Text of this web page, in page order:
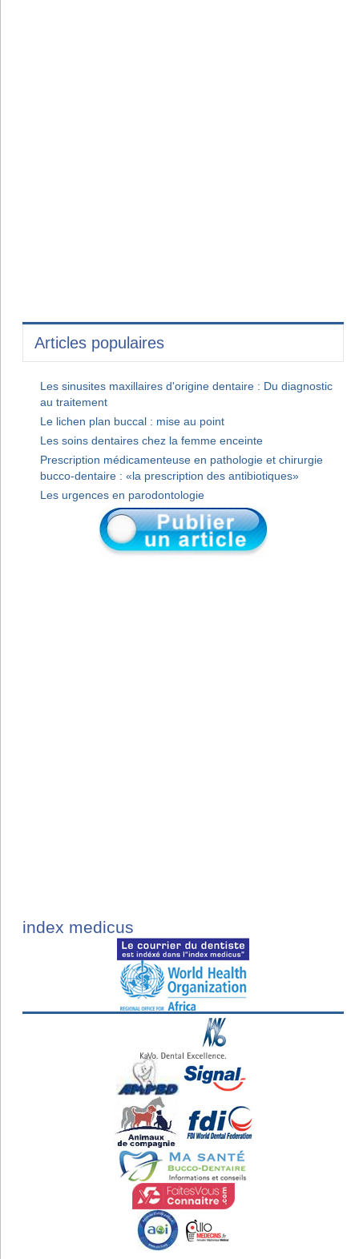
Articles populaires
Les sinusites maxillaires d'origine dentaire : Du diagnostic
au traitement
Le lichen plan buccal : mise au point
Les soins dentaires chez la femme enceinte
Prescription médicamenteuse en pathologie et chirurgie
bucco-dentaire : «la prescription des antibiotiques»
Les urgences en parodontologie
index medicus